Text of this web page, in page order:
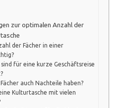
zur optimalen Anzahl der
der Fächer in einer
sind für eine kurze Geschäftsreise
auch Nachteile haben?
Kulturtasche mit vielen